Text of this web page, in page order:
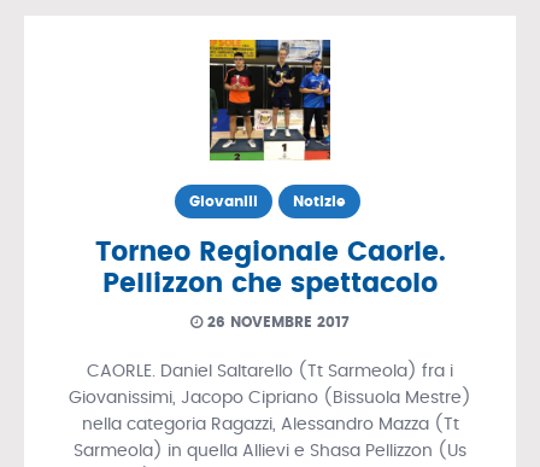
Giovanili Notizie
Torneo Regionale Caorle.
Pellizzon che spettacolo
26 NOVEMBRE 2017
CAORLE. Daniel Saltarello (Tt Sarmeola) fra i
Giovanissimi, Jacopo Cipriano (Bissuola Mestre)
nella categoria Ragazzi, Alessandro Mazza (Tt
Sarmeola) in quella Allievi e Shasa Pellizzon (Us